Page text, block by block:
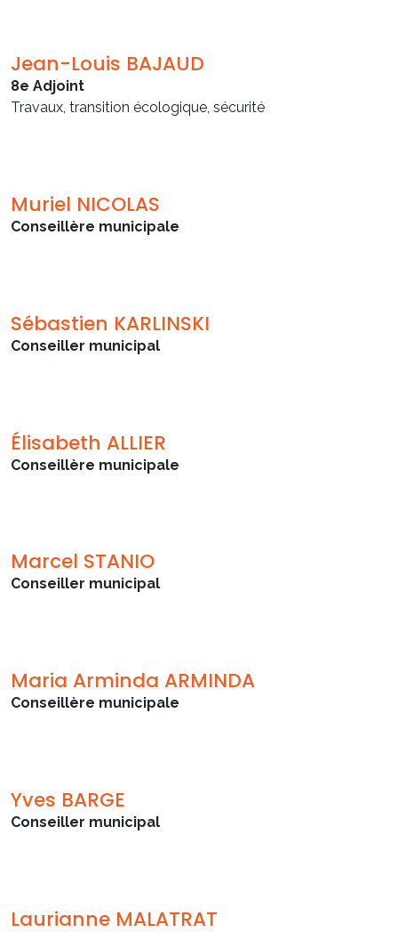
Jean-Louis BAJAUD
8e Adjoint
Travaux, transition écologique, sécurité
Muriel NICOLAS
Conseillère municipale
Sébastien KARLINSKI
Conseiller municipal
Élisabeth ALLIER
Conseillère municipale
Marcel STANIO
Conseiller municipal
Maria Arminda ARMINDA
Conseillère municipale
Yves BARGE
Conseiller municipal
Laurianne MALATRAT